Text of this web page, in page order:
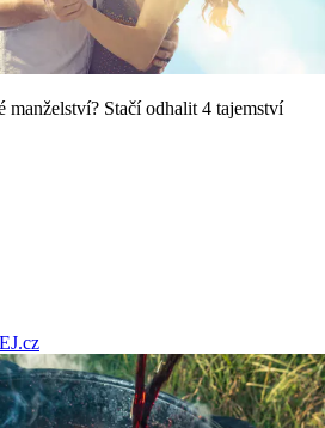
manželství? Stačí odhalit 4 tajemství